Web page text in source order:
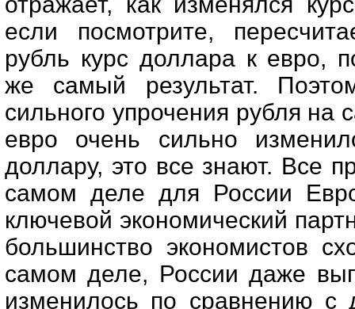
если посмотрите,
рубль курс доллара к евро,
же самый результат.
сильного упрочения рубля на
евро очень сильно
доллару, это все знают. Все
самом деле для России
ключевой экономический
большинство экономистов
самом деле, России даже
изменилось по сравнению